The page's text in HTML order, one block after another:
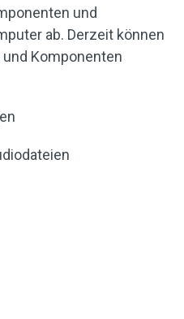
und
ab. Derzeit können
Komponenten